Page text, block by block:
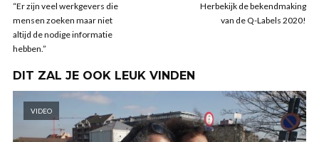
“Er zijn veel werkgevers die
mensen zoeken maar niet
altijd de nodige informatie
hebben.”
Herbekijk de bekendmaking
van de Q-Labels 2020!
DIT ZAL JE OOK LEUK VINDEN
VIDEO